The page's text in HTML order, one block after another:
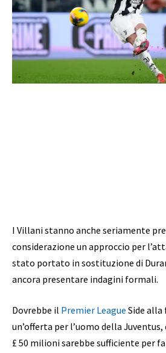
I Villani stanno anche seriamente
considerazione un approccio per
stato portato in sostituzione di
ancora presentare indagini formali.
Dovrebbe il Premier League Side alla
un’offerta per l’uomo della Juventus,
£ 50 milioni sarebbe sufficiente per